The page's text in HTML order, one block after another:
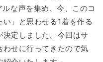
ルな声を集め、今、このコ
」と思わせる1着を作る
定しました。今回はサ
わせに行ってきたので気